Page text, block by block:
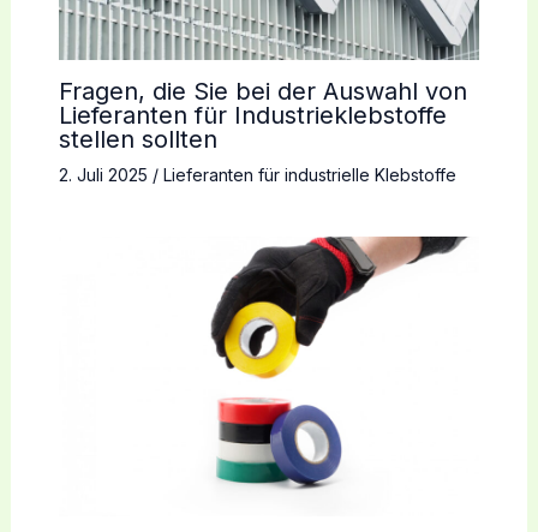
Fragen, die Sie bei der Auswahl von
Lieferanten für Industrieklebstoffe
stellen sollten
2. Juli 2025 / Lieferanten für industrielle Klebstoffe